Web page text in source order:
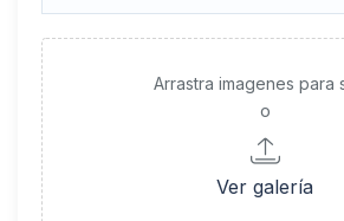
Arrastra imagenes para
o
Ver galería